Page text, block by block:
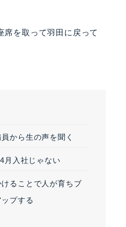
席を取って羽田に戻って
から生の声を聞く
月入社じゃない
ることで人が育ちブ
プする